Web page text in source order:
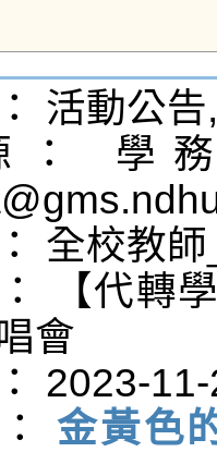
活動公
： 學
全校教
【代轉
會
2023-11-
： 金黃色